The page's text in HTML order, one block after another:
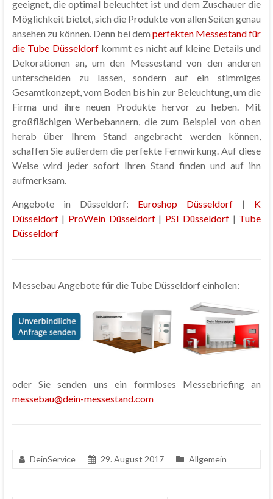
geeignet, die optimal beleuchtet ist und dem Zuschauer die
Möglichkeit bietet, sich die Produkte von allen Seiten genau
ansehen zu können. Denn bei demperfekten Messestand für
die Tube Düsseldorfkommt es nicht auf kleine Details und
Dekorationen an, um den Messestand von den anderen
unterscheiden zu lassen, sondern auf ein stimmiges
Gesamtkonzept, vom Boden bis hin zur Beleuchtung, um die
Firma und ihre neuen Produkte hervor zu heben. Mit
großflächigen Werbebannern, die zum Beispiel von oben
herab über Ihrem Stand angebracht werden können,
schaffen Sie außerdem die perfekte Fernwirkung. Auf diese
Weise wird jeder sofort Ihren Stand finden und auf ihn
aufmerksam.
Angebote in Düsseldorf: Euroshop Düsseldorf | K
Düsseldorf| ProWein Düsseldorf| PSI Düsseldorf| Tube
Düsseldorf
Messebau Angebote für die Tube Düsseldorf einholen:
oder Sie senden uns ein formloses Messebriefing an
messebau@dein-messestand.com
DeinService 29. August 2017 Allgemein